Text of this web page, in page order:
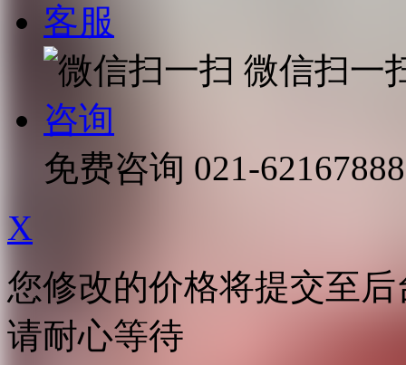
客服
微信扫一
咨询
免费咨询 021-62167888
X
您修改的价格将提交至
请耐心等待